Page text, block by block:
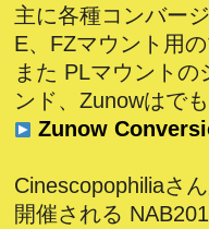
主に各種コンバー
E、FZマウント用
また PLマウント
ンド、Zunowはで
Zunow
Cinescopophiliaさ
開催される